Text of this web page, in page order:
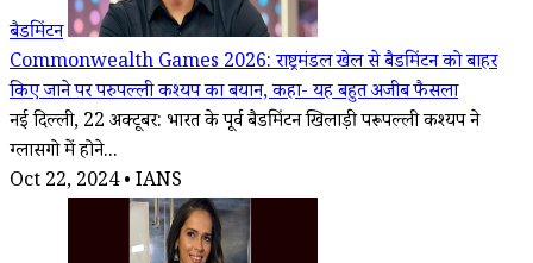
बैडमिंटन
Commonwealth Games 2026: राष्ट्रमंडल खेल से बैडमिंटन को बाहर
किए जाने पर परुपल्ली कश्यप का बयान, कहा- यह बहुत अजीब फैसला
नई दिल्ली, 22 अक्टूबर: भारत के पूर्व बैडमिंटन खिलाड़ी परूपल्ली कश्यप ने
ग्लासगो में होने...
Oct 22, 2024 • IANS